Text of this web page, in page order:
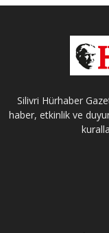
Silivri Hürhaber
haber, etkinlik ve